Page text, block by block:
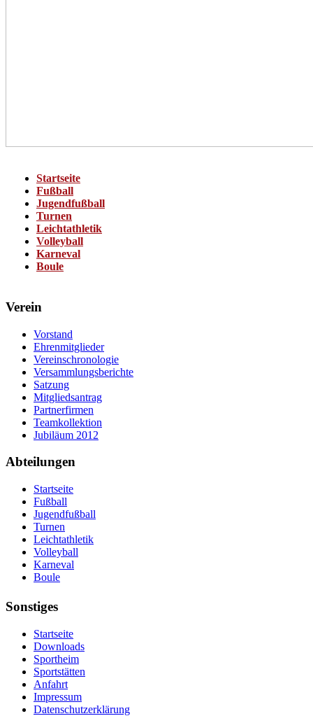
Startseite
Fußball
Jugendfußball
Turnen
Leichtathletik
Volleyball
Karneval
Boule
Verein
Vorstand
Ehrenmitglieder
Vereinschronologie
Versammlungsberichte
Satzung
Mitgliedsantrag
Partnerfirmen
Teamkollektion
Jubiläum 2012
Abteilungen
Startseite
Fußball
Jugendfußball
Turnen
Leichtathletik
Volleyball
Karneval
Boule
Sonstiges
Startseite
Downloads
Sportheim
Sportstätten
Anfahrt
Impressum
Datenschutzerklärung